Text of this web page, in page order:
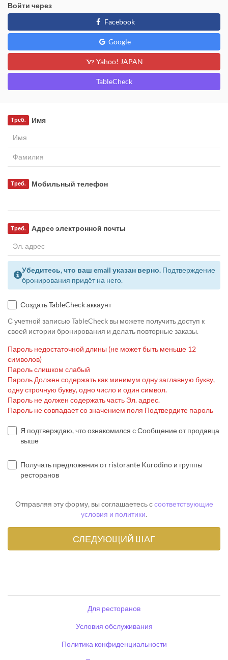
Войти через
Facebook
Google
Yahoo! JAPAN
TableCheck
Имя
Треб.
Мобильный телефон
Треб.
Адрес электронной почты
Треб.
Убедитесь, что ваш email указан верно. Подтверждение
бронирования придёт на него.
Создать TableCheck аккаунт
С учетной записью TableCheck вы можете получить доступ к
своей истории бронирования и делать повторные заказы.
Пароль недостаточной длины (не может быть меньше 12
символов)
Пароль слишком слабый
Пароль Должен содержать как минимум одну заглавную букву,
одну строчную букву, одно число и один символ.
Пароль не должен содержать часть Эл. адрес.
Пароль не совпадает со значением поля Подтвердите пароль
Я подтверждаю, что ознакомился с Сообщение от продавца
выше
Получать предложения от ristorante Kurodino и группы
ресторанов
Отправляя эту форму, вы соглашаетесь ссоответствующие
условия и политики.
Для ресторанов
Условия обслуживания
Политика конфиденциальности